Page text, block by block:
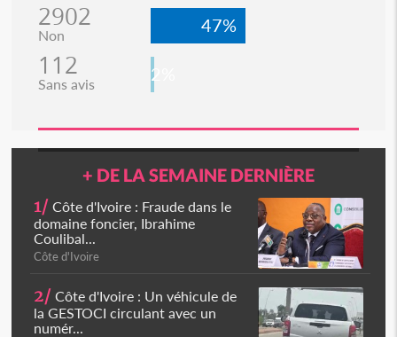
2902
Non 47%
112
Sans avis 2%
+ DE LA SEMAINE DERNIÈRE
1/ Côte d'Ivoire : Fraude dans le
domaine foncier, Ibrahime
Coulibal...
Côte d'Ivoire
2/ Côte d'Ivoire : Un véhicule de
la GESTOCI circulant avec un
numér...